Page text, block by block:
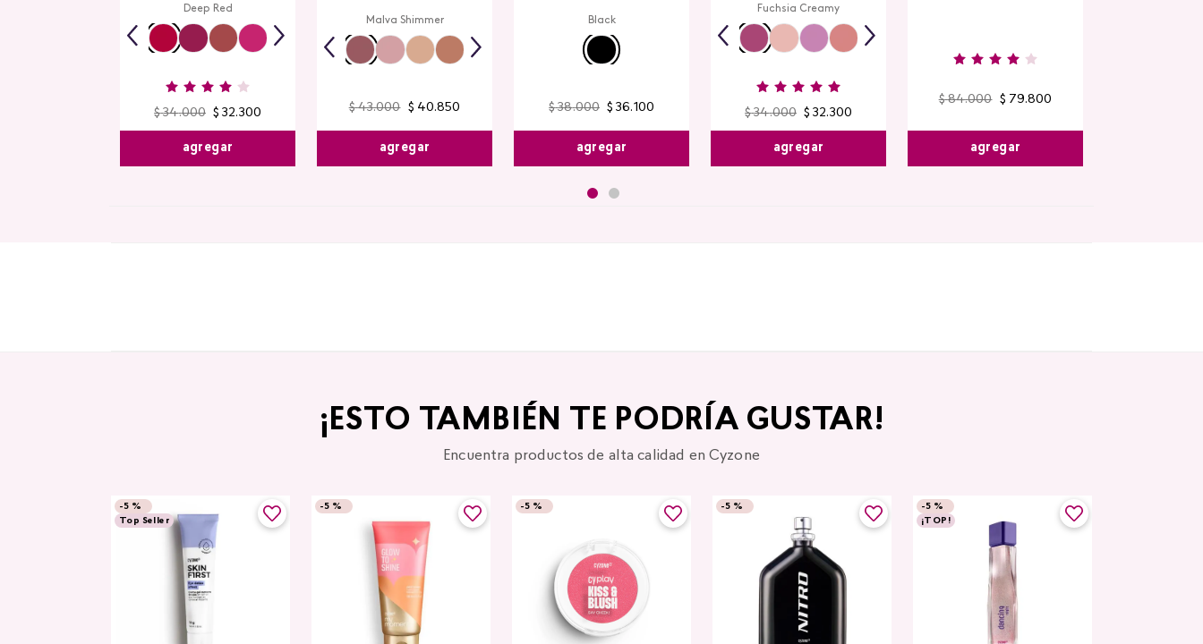
Deep Red
$ 34.000 $ 32.300
agregar
Malva Shimmer
$ 43.000 $ 40.850
agregar
Black
$ 38.000 $ 36.100
agregar
Fuchsia Creamy
$ 34.000 $ 32.300
agregar
$ 84.000 $ 79.800
agregar
¡ESTO TAMBIÉN TE PODRÍA GUSTAR!
Encuentra productos de alta calidad en Cyzone
-5 %
Top Seller
-5 % -5 % -5 % -5 %
¡TOP!